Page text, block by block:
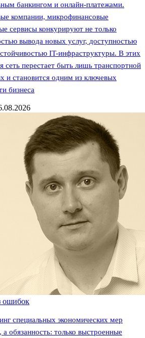
банкингом и онлайн-платежами.
компании, микрофинансовые
сервисы конкурируют не только
вывода новых услуг, доступностью
IT-инфраструктуры. В этих
сеть перестает быть лишь транспортной
и становится одним из ключевых
бизнеса
специальных экономических мер
только выстроенные